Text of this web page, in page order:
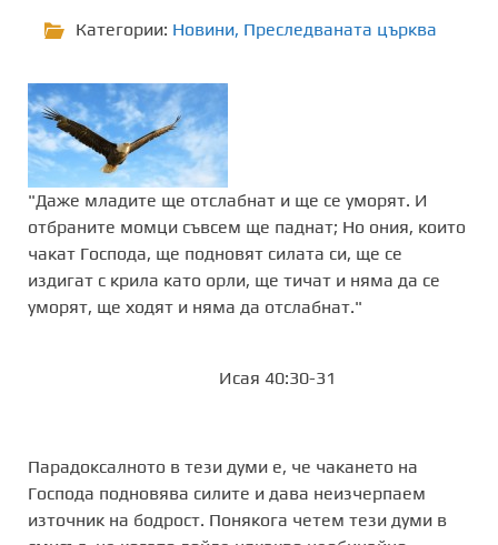
Категории: Новини, Преследваната църква
"Даже младите ще отслабнат и ще се уморят. И
отбраните момци съвсем ще паднат; Но ония, които
чакат Господа, ще подновят силата си, ще се
издигат с крила като орли, ще тичат и няма да се
уморят, ще ходят и няма да отслабнат."
Исая 40:30-31
Парадоксалното в тези думи е, че чакането на
Господа подновява силите и дава неизчерпаем
източник на бодрост. Понякога четем тези думи в